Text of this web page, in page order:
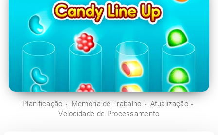
Planificação Memória de Trabalho
Atualização
Velocidade de Processamento